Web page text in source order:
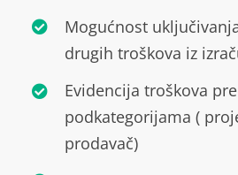
Mogućnost
drugih troškova iz
Evidencija troškova
podkategorijama (
prodavač)